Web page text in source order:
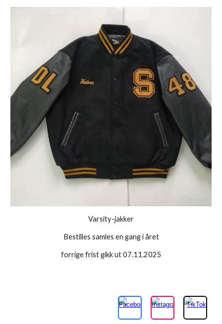
Varsity-jakker
Bestilles samles en gang i året
forrigefrist gikk ut 07.11.2025